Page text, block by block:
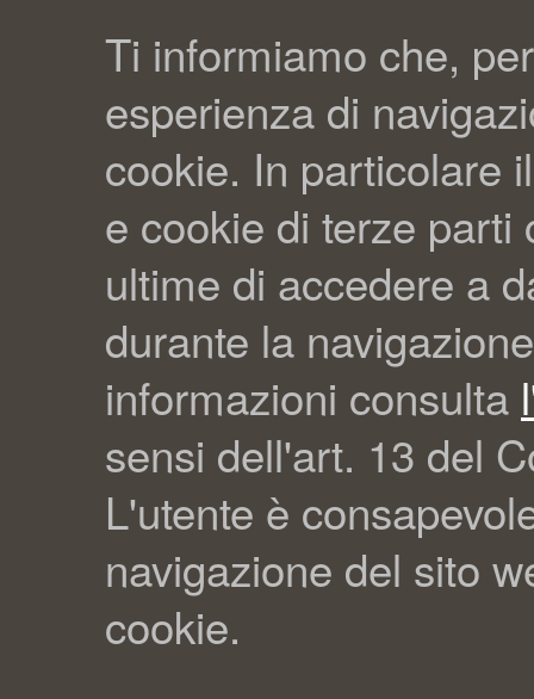
Ti informiamo che,
esperienza di
cookie. In particolare
e cookie di terze parti
ultime di accedere a
durante la
informazioni consulta
sensi dell'art. 13 del
L'utente è
navigazione del sito
cookie.